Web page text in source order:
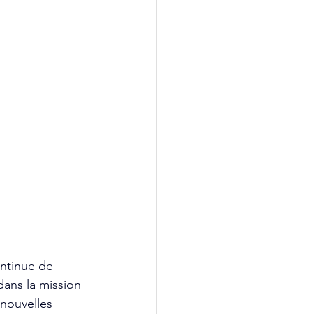
de
la mission